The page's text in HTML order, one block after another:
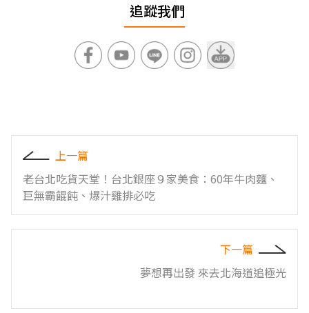
追蹤我們
上一篇
老台北吃貨天堂！台北銀座９家美食：60年牛肉麵、
巨無霸餛飩、爆汁雞排必吃
下一篇
夢想再出發 來去北海道追極光